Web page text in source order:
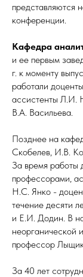
представляются
конференции.
Кафедра
и ее первым
г. к моменту
работали
ассистенты Л.И.
В.А. Васильева.
Позднее на
Скобелев, И.В.
За время работы
профессорами,
Н.С. Янко -
течение десяти
и Е.И. Додин. В
неорганической
профессор
За 40 лет